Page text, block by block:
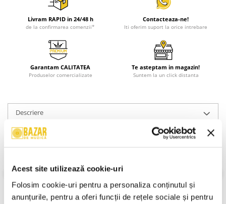
Acest site utilizează cookie-uri
Folosim cookie-uri pentru a personaliza conținutul și
anunțurile, pentru a oferi funcții de rețele sociale și pentru
Livram RAPID in 24/48 h
de la confirmarea comenzii*
Contacteaza-ne!
Iti oferim suport la orice intrebare
Garantam CALITATEA
Produselor comercializate
Te asteptam in magazin!
Suntem la un click distanta
Descriere
Format:DVD
Near Mint (NM or M-)
Stare Disc:Near Mint (NM or M-)
Informatii conformitate produs